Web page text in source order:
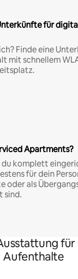
für
Finde eine
mit schnellem
Apartments?
komplett
für dein
oder als
sind.
für
Aufenthalte